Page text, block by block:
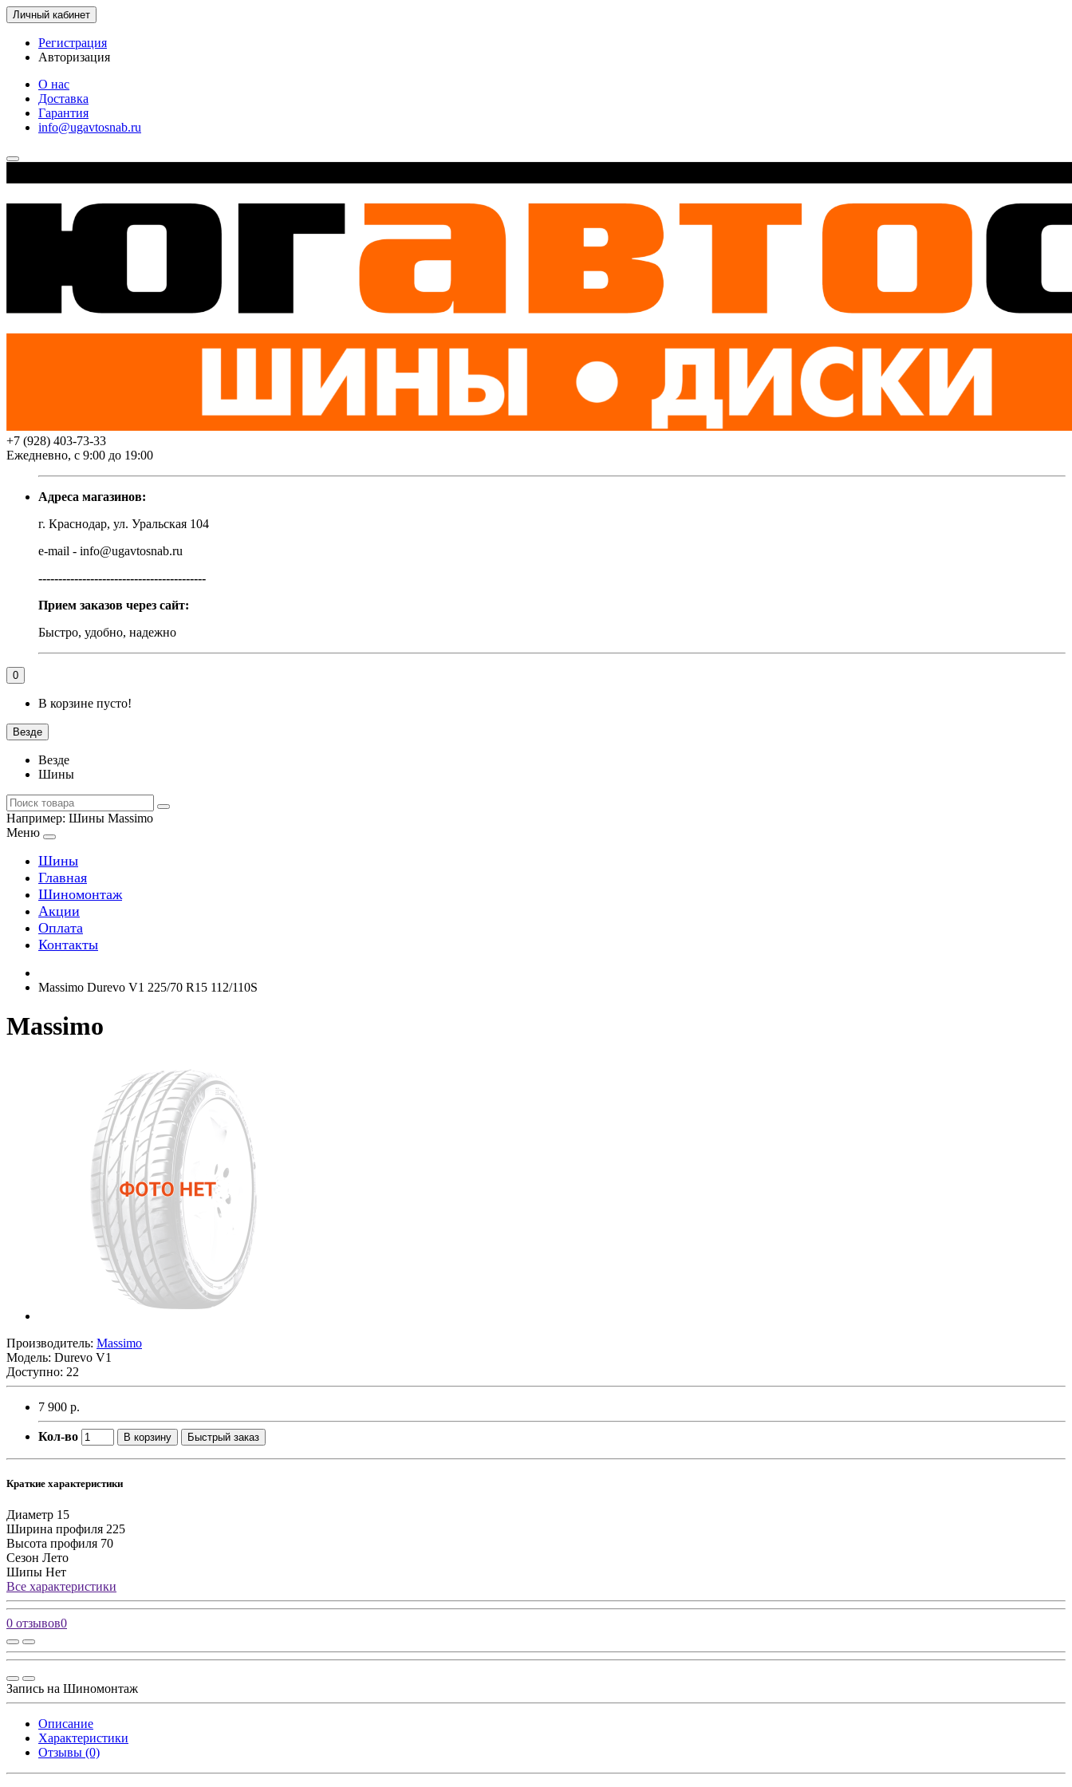
Личный кабинет
Регистрация
Авторизация
О нас
Доставка
Гарантия
info@ugavtosnab.ru
+7 (928) 403-73-33
Ежедневно, с 9:00 до 19:00
Адреса магазинов:
г. Краснодар, ул. Уральская 104
e-mail - info@ugavtosnab.ru
------------------------------------------
Прием заказов через сайт:
Быстро, удобно, надежно
0
В корзине пусто!
Везде
Везде
Шины
Например: Шины Massimo
Меню
Шины
Главная
Шиномонтаж
Акции
Оплата
Контакты
Massimo Durevo V1 225/70 R15 112/110S
Massimo
Производитель: Massimo
Модель: Durevo V1
Доступно: 22
7 900 р.
Кол-во В корзину Быстрый заказ
Краткие характеристики
Диаметр 15
Ширина профиля 225
Высота профиля 70
Сезон Лето
Шипы Нет
Все характеристики
0 отзывов0
Запись на Шиномонтаж
Описание
Характеристики
Отзывы (0)